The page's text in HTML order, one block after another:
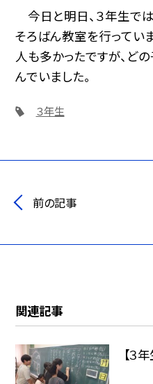
今日と明日、３年生で
そろばん教室を行ってい
人も多かったですが、ど
んでいました。
３年生
前の記事
関連記事
【３